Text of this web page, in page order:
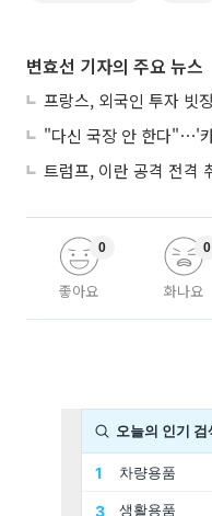
변효선 기자의 주요 뉴스
좋아요
0
화나요
0